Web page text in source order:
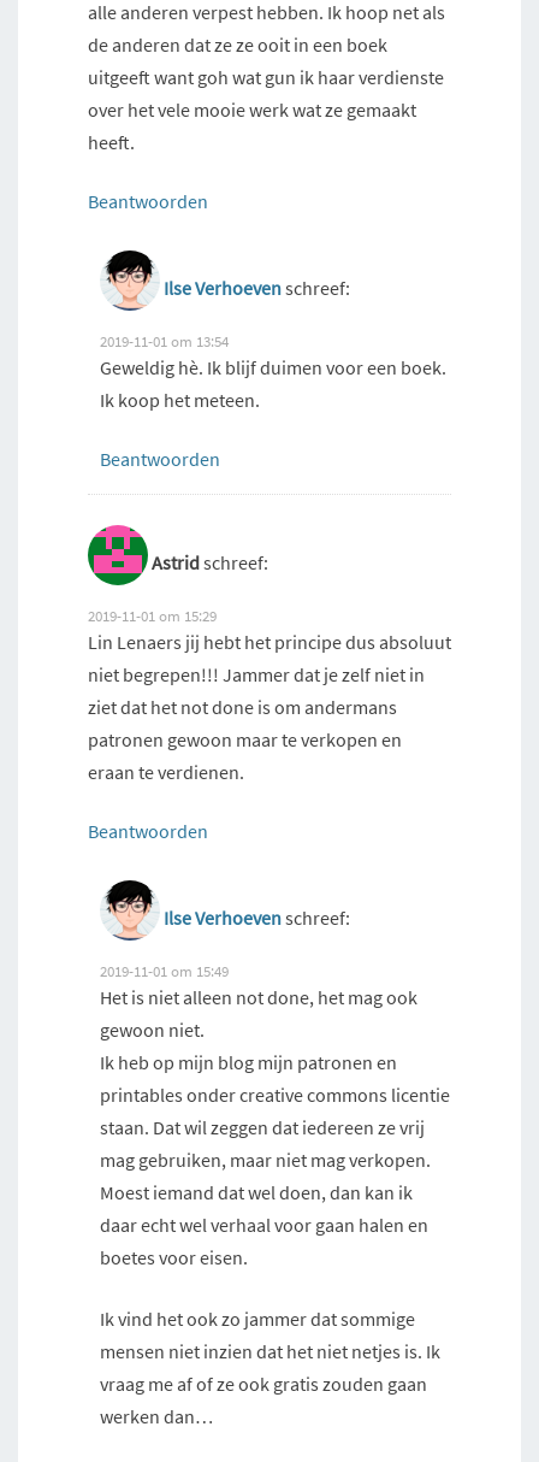
alle anderen verpest hebben. Ik hoop net als
de anderen dat ze ze ooit in een boek
uitgeeft want goh wat gun ik haar verdienste
over het vele mooie werk wat ze gemaakt
heeft.
Beantwoorden
Ilse Verhoevenschreef:
2019-11-01 om 13:54
Geweldig hè. Ik blijf duimen voor een boek.
Ik koop het meteen.
Beantwoorden
Astridschreef:
2019-11-01 om 15:29
Lin Lenaers jij hebt het principe dus absoluut
niet begrepen!!! Jammer dat je zelf niet in
ziet dat het not done is om andermans
patronen gewoon maar te verkopen en
eraan te verdienen.
Beantwoorden
Ilse Verhoevenschreef:
2019-11-01 om 15:49
Het is niet alleen not done, het mag ook
gewoon niet.
Ik heb op mijn blog mijn patronen en
printables onder creative commons licentie
staan. Dat wil zeggen dat iedereen ze vrij
mag gebruiken, maar niet mag verkopen.
Moest iemand dat wel doen, dan kan ik
daar echt wel verhaal voor gaan halen en
boetes voor eisen.
Ik vind het ook zo jammer dat sommige
mensen niet inzien dat het niet netjes is. Ik
vraag me af of ze ook gratis zouden gaan
werken dan…